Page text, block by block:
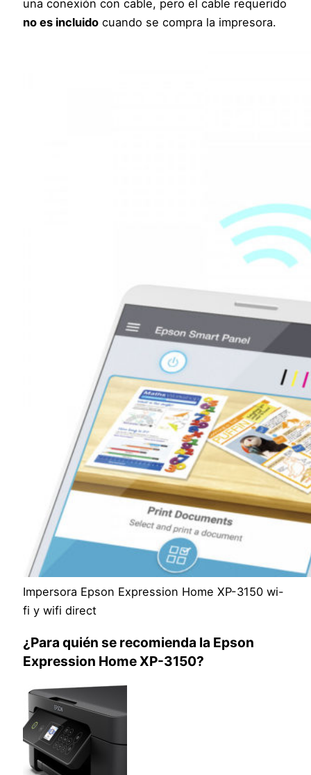
una conexión con cable, pero el cable requerido
no es incluido cuando se compra la impresora.
Impersora Epson Expression Home XP-3150 wi-
fi y wifi direct
¿Para quién se recomienda la Epson
Expression Home XP-3150?